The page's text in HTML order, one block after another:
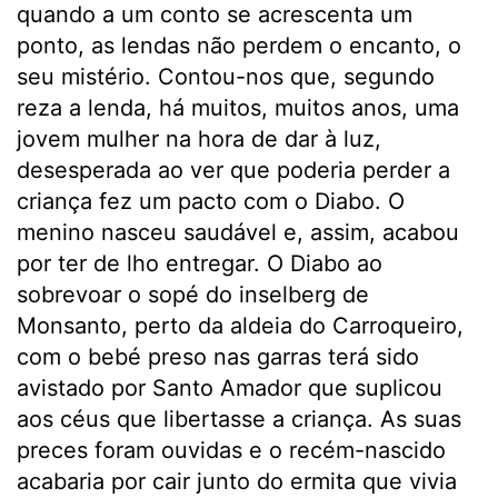
quando a um conto se acrescenta um
ponto, as lendas não perdem o encanto, o
seu mistério. Contou-nos que, segundo
reza a lenda, há muitos, muitos anos, uma
jovem mulher na hora de dar à luz,
desesperada ao ver que poderia perder a
criança fez um pacto com o Diabo. O
menino nasceu saudável e, assim, acabou
por ter de lho entregar. O Diabo ao
sobrevoar o sopé do inselberg de
Monsanto, perto da aldeia do Carroqueiro,
com o bebé preso nas garras terá sido
avistado por Santo Amador que suplicou
aos céus que libertasse a criança. As suas
preces foram ouvidas e o recém-nascido
acabaria por cair junto do ermita que vivia